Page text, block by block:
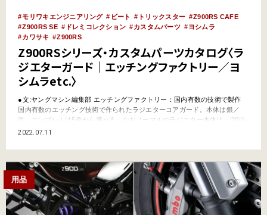
モリワキエンジニアリング ビート トリックスター
Z900RS CAFE
Z900RS SE
ドレミコレクション カスタムパーツ
ヨシムラ
カワサキ
Z900RS
Z900RSシリーズ・カスタムパーツカタログ〈ラ
ジエターガード｜エッチングファクトリー／ヨ
シムラetc.〉
●文:ヤングマシン編集部 エッチングファクトリー：国内有数の技術で製作
国内有数のエッチング技術で作られたラジエターコアガード。本体は銀／
黒、エンブレムは5色から選べる。なおノーマルのラジエター本体は、’20以
前と’21以降でサイズが異なるので注意。 【エッチングファクトリー ラジエ
9250円 …
2022.07.11
用品